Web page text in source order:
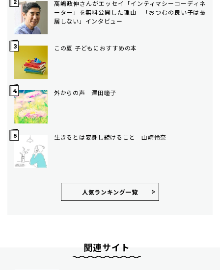
髙嶋政伸さんがエッセイ「インティマシーコーディネ
ーター」を無料公開した理由 「おつむの良い子は長
居しない」インタビュー
この夏 子どもにおすすめの本
外からの声 澤田瞳子
生きるとは変身し続けること 山崎怜奈
人気ランキング⼀覧
関連サイト